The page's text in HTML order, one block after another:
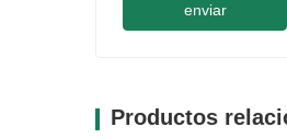
enviar
Productos